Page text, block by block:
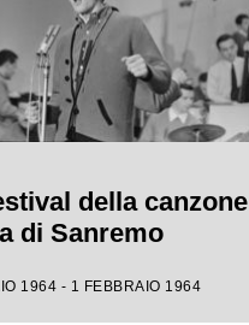
della canzone
di Sanremo
1964 - 1 FEBBRAIO 1964